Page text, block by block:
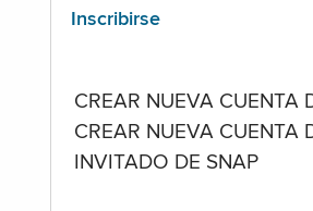
Inscribirse
CREAR NUEVA CUENTA
CREAR NUEVA CUENTA
INVITADO DE SNAP